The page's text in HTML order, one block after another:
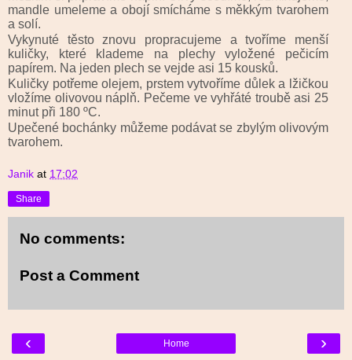
mandle umeleme a obojí smícháme s měkkým tvarohem
a solí.
Vykynuté těsto znovu propracujeme a tvoříme menší
kuličky, které klademe na plechy vyložené pečicím
papírem. Na jeden plech se vejde asi 15 kousků.
Kuličky potřeme olejem, prstem vytvoříme důlek a lžičkou
vložíme olivovou náplň. Pečeme ve vyhřáté troubě asi 25
minut při 180 ºC.
Upečené bochánky můžeme podávat se zbylým olivovým
tvarohem.
Janik at 17:02
Share
No comments:
Post a Comment
‹ ›
Home